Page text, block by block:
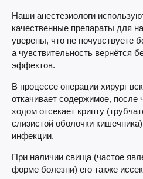
Наши анестезиологи
качественные препараты для
уверены, что не почувствуете
а чувствительность вернётся
эффектов.
В процессе операции хирург
откачивает содержимое, после
ходом отсекает крипту
слизистой оболочки
инфекции.
При наличии свища (частое
форме болезни) его также